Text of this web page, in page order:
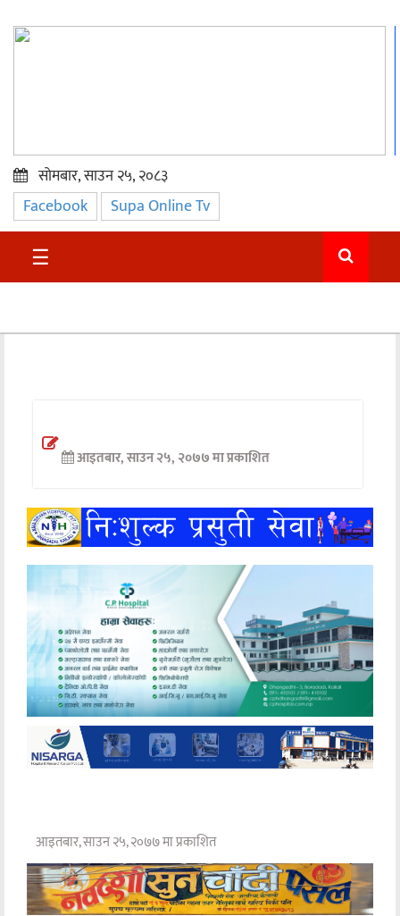
प्रमुख
समाचार
सुदुर
अन्तर्वार्ता
खेलकुद
मनोरञ्जन
अन्य
सोमबार, साउन २५, २०८३
Facebook Supa Online Tv
☰
आइतबार, साउन २५, २०७७ मा प्रकाशित
आइतबार, साउन २५, २०७७ मा प्रकाशित